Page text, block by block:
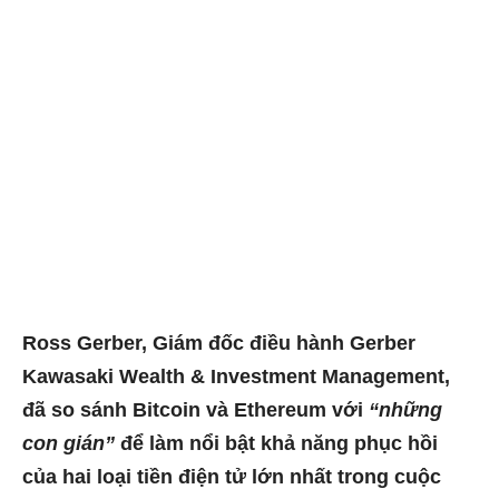
Ross Gerber, Giám đốc điều hành Gerber
Kawasaki Wealth & Investment Management,
đã so sánh Bitcoin và Ethereum với “những
con gián” để làm nổi bật khả năng phục hồi
của hai loại tiền điện tử lớn nhất trong cuộc